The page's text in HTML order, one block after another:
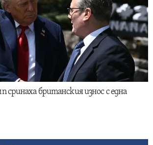
британския износ с една